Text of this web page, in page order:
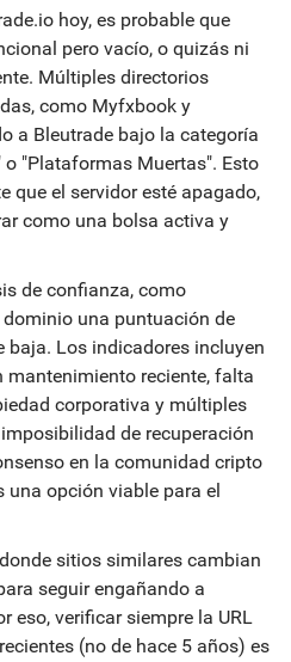
hoy, es probable que
pero vacío, o quizás ni
Múltiples directorios
como Myfxbook y
a Bleutrade bajo la categoría
"Plataformas Muertas". Esto
que el servidor esté apagado,
como una bolsa activa y
de confianza, como
una puntuación de
Los indicadores incluyen
reciente, falta
corporativa y múltiples
de recuperación
en la comunidad cripto
una opción viable para el
sitios similares cambian
seguir engañando a
eso, verificar siempre la URL
(no de hace 5 años) es